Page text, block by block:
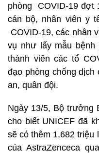
phòng
COVID-19 đợt
cán bộ, nhân viên y
COVID-19, các nhân
vụ như lấy mẫu bệnh
thành viên các tổ
đạo phòng chống
an, quân đội.
Ngày 13/5, Bộ trưởng
cho biết UNICEF đã
sẽ có thêm 1,682 triệu
của AstraZenceca